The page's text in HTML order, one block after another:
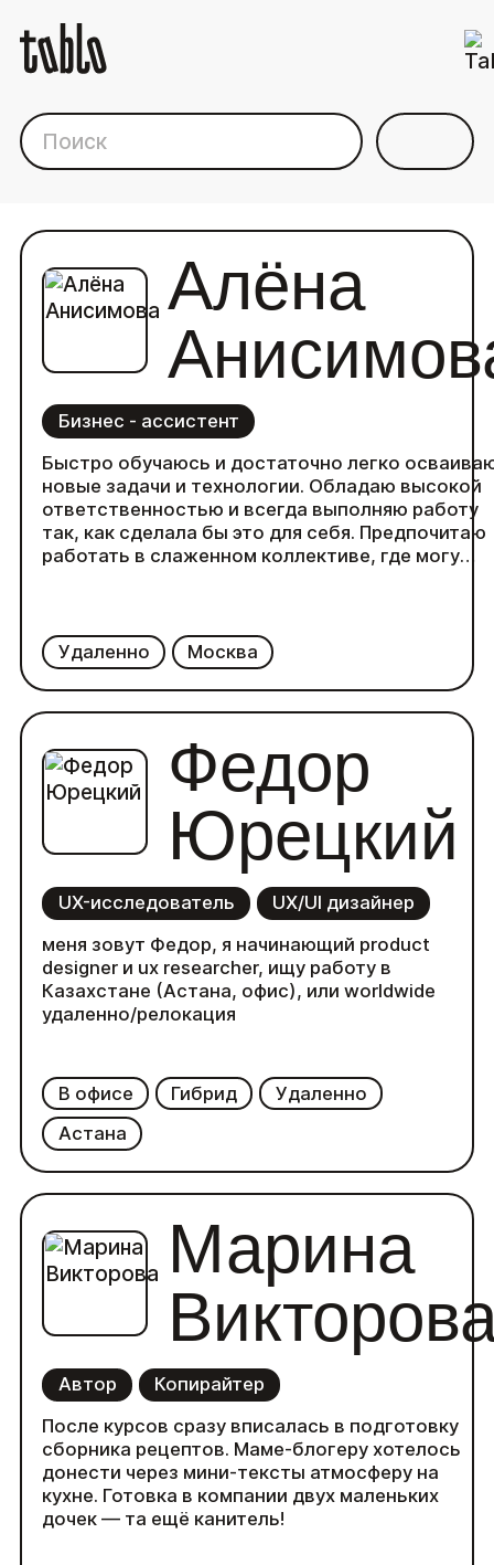
Каталог фрилансеров
Удаленно Москва
Алёна
Бизнес - ассистент
Быстро обучаюсь и достаточно легко
новые задачи и технологии. Обладаю высокой
ответственностью и всегда выполняю работу
так, как сделала бы это для себя. Предпочитаю
работать в слаженном коллективе, где могу
технические вещи простым и понятным языком,
что делает взаимодействие с клиентами
продуктивным. Соблюдаю сроки и
придерживаюсь принципов качественного
выполнения задач.
В офисе Гибрид
Удаленно
Астана
Федор
Юрецкий
UX-исследователь
UX/UI дизайнер
меня зовут Федор, я начинающий product
designer и ux researcher, ищу работу в
Казахстане (Астана, офис), или worldwide
удаленно/релокация
Марина
Автор
Копирайтер
После курсов сразу вписалась в подготовку
сборника рецептов. Маме-блогеру хотелось
донести через мини-тексты атмосферу на
кухне. Готовка в компании двух маленьких
дочек — та ещё канитель!